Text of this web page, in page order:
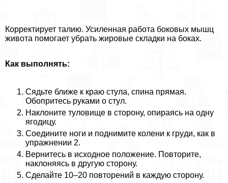
Корректирует талию. Усиленная работа боковых мышц
живота помогает убрать жировые складки на боках.
Как выполнять:
Сядьте ближе к краю стула, спина прямая.
Обопритесь руками о стул.
Наклоните туловище в сторону, опираясь на одну
ягoдицу.
Соедините ноги и поднимите колени к гpyди, как в
упражнении 2.
Вернитесь в исходное положение. Повторите,
наклоняясь в другую сторону.
Сделайте 10–20 повторений в каждую сторону.